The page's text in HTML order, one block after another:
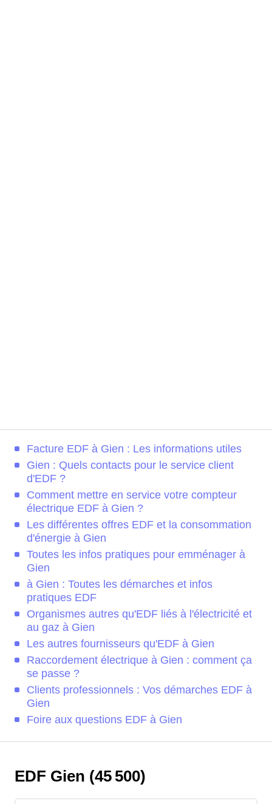
Facture EDF à Gien : Les informations utiles
Gien : Quels contacts pour le service client
d'EDF ?
Comment mettre en service votre compteur
électrique EDF à Gien ?
Les différentes offres EDF et la consommation
d'énergie à Gien
Toutes les infos pratiques pour emménager à
Gien
à Gien : Toutes les démarches et infos
pratiques EDF
Organismes autres qu'EDF liés à l'électricité et
au gaz à Gien
Les autres fournisseurs qu'EDF à Gien
Raccordement électrique à Gien : comment ça
se passe ?
Clients professionnels : Vos démarches EDF à
Gien
Foire aux questions EDF à Gien
EDF Gien (45 500)